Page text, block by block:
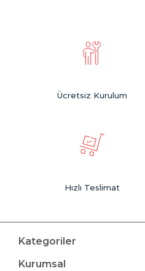
Ücretsiz Kurulum
Hızlı Teslimat
Kategoriler
Kurumsal